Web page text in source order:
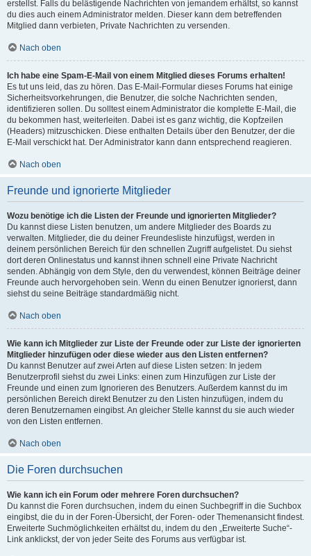
erstellst. Falls du belästigende Nachrichten von jemandem erhältst, so kannst
du dies auch einem Administrator melden. Dieser kann dem betreffenden
Mitglied dann verbieten, Private Nachrichten zu versenden.
Nach oben
Ich habe eine Spam-E-Mail von einem Mitglied dieses Forums erhalten!
Es tut uns leid, das zu hören. Das E-Mail-Formular dieses Forums hat einige
Sicherheitsvorkehrungen, die Benutzer, die solche Nachrichten senden,
identifizieren sollen. Du solltest einem Administrator die komplette E-Mail, die
du bekommen hast, weiterleiten. Dabei ist es ganz wichtig, die Kopfzeilen
(Headers) mitzuschicken. Diese enthalten Details über den Benutzer, der die
E-Mail verschickt hat. Der Administrator kann dann entsprechend reagieren.
Nach oben
Freunde und ignorierte Mitglieder
Wozu benötige ich die Listen der Freunde und ignorierten Mitglieder?
Du kannst diese Listen benutzen, um andere Mitglieder des Boards zu
verwalten. Mitglieder, die du deiner Freundesliste hinzufügst, werden in
deinem persönlichen Bereich für den schnellen Zugriff aufgelistet. Du siehst
dort deren Onlinestatus und kannst ihnen schnell eine Private Nachricht
senden. Abhängig von dem Style, den du verwendest, können Beiträge deiner
Freunde auch hervorgehoben sein. Wenn du einen Benutzer ignorierst, dann
siehst du seine Beiträge standardmäßig nicht.
Nach oben
Wie kann ich Mitglieder zur Liste der Freunde oder zur Liste der ignorierten
Mitglieder hinzufügen oder diese wieder aus den Listen entfernen?
Du kannst Benutzer auf zwei Arten auf diese Listen setzen: In jedem
Benutzerprofil siehst du zwei Links: einen zum Hinzufügen zur Liste der
Freunde und einen zum Ignorieren des Benutzers. Außerdem kannst du im
persönlichen Bereich direkt Benutzer zu den Listen hinzufügen, indem du
deren Benutzernamen eingibst. An gleicher Stelle kannst du sie auch wieder
von den Listen entfernen.
Nach oben
Die Foren durchsuchen
Wie kann ich ein Forum oder mehrere Foren durchsuchen?
Du kannst die Foren durchsuchen, indem du einen Suchbegriff in die Suchbox
eingibst, die du in der Foren-Übersicht, der Foren- oder Themenansicht findest.
Erweiterte Suchmöglichkeiten erhältst du, indem du den „Erweiterte Suche“-
Link anklickst, der von jeder Seite des Forums aus verfügbar ist.